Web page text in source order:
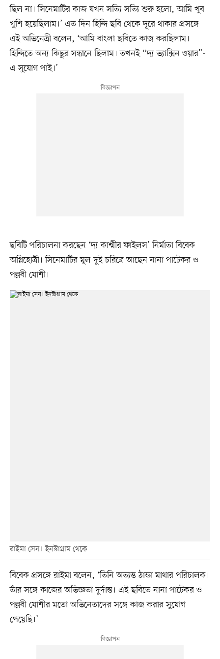
ছিল না। সিনেমাটির কাজ যখন সত্যি সত্যি শুরু হলো, আমি খুব
খুশি হয়েছিলাম।’ এত দিন হিন্দি ছবি থেকে দূরে থাকার প্রসঙ্গে
এই অভিনেত্রী বলেন, ‘আমি বাংলা ছবিতে কাজ করছিলাম।
হিন্দিতে অন্য কিছুর সন্ধানে ছিলাম। তখনই “দ্য ভ্যাক্সিন ওয়ার”-
এ সুযোগ পাই।’
ছবিটি পরিচালনা করছেন ‘দ্য কাশ্মীর ফাইলস’ নির্মাতা বিবেক
অগ্নিহোত্রী। সিনেমাটির মূল দুই চরিত্রে আছেন নানা পাটেকর ও
পল্লবী যোশী।
রাইমা সেন। ইনস্টাগ্রাম থেকে
বিবেক প্রসঙ্গে রাইমা বলেন, ‘তিনি অত্যন্ত ঠান্ডা মাথার পরিচালক।
তাঁর সঙ্গে কাজের অভিজ্ঞতা দুর্দান্ত। এই ছবিতে নানা পাটেকর ও
পল্লবী যোশীর মতো অভিনেতাদের সঙ্গে কাজ করার সুযোগ
পেয়েছি।’